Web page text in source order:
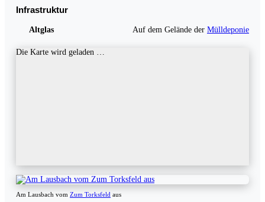
Infrastruktur
Altglas Auf dem Gelände der Mülldeponie
Die Karte wird geladen …
Am Lausbach vomZum Torksfeld aus